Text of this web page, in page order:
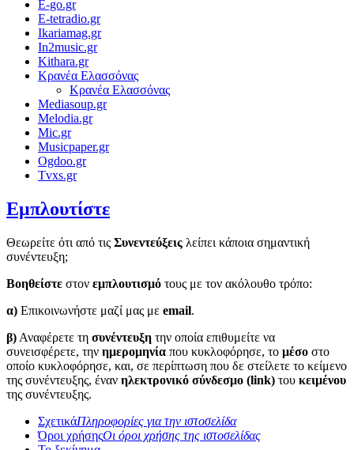
E-go.gr
E-tetradio.gr
Ikariamag.gr
In2music.gr
Kithara.gr
Κρανέα Ελασσόνας
Κρανέα Ελασσόνας
Mediasoup.gr
Melodia.gr
Mic.gr
Musicpaper.gr
Ogdoo.gr
Tvxs.gr
Εμπλουτίστε
Θεωρείτε ότι από τις Συνεντεύξεις λείπει κάποια σημαντική
συνέντευξη;
Βοηθείστε στον εμπλουτισμό τους με τον ακόλουθο τρόπο:
α) Επικοινωνήστε μαζί μας με email.
β) Αναφέρετε τη συνέντευξη την οποία επιθυμείτε να
συνεισφέρετε, την ημερομηνία που κυκλοφόρησε, το μέσο στο
οποίο κυκλοφόρησε, και, σε περίπτωση που δε στείλετε το κείμενο
της συνέντευξης, έναν ηλεκτρονικό σύνδεσμο (link) του κειμένου
της συνέντευξης.
ΣχετικάΠληροφορίες για την ιστοσελίδα
Όροι χρήσηςΟι όροι χρήσης της ιστοσελίδας